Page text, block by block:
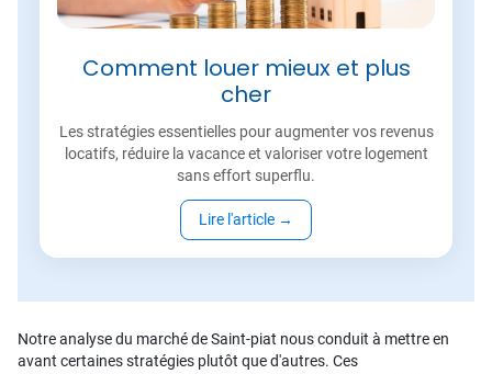
Comment louer mieux et plus
cher
Les stratégies essentielles pour augmenter vos revenus
locatifs, réduire la vacance et valoriser votre logement
sans effort superflu.
Lire l'article →
Notre analyse du marché de Saint-piat nous conduit à mettre en
avant certaines stratégies plutôt que d'autres. Ces